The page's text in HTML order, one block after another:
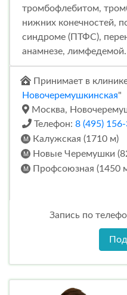
тромбофлебитом,
нижних конечностей,
синдроме (ПТФС),
анамнезе, лимфедемой.
Принимает в
Новочеремушкинская"
Москва,
Телефон: 8 (495)
Калужская (1710 м)
Новые Черемушки
Профсоюзная (1450
Запись по